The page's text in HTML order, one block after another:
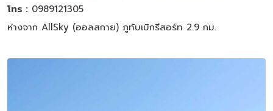
โทร : 0989121305
ห่างจาก AllSky (ออลสกาย) ภูทับเบิกรีสอร์ท 2.9 กม.